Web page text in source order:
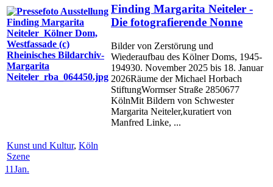
Finding Margarita Neiteler -
Die fotografierende Nonne
Bilder von Zerstörung und
Wiederaufbau des Kölner Doms, 1945-
194930. November 2025 bis 18. Januar
2026Räume der Michael Horbach
StiftungWormser Straße 2850677
KölnMit Bildern von Schwester
Margarita Neiteler,kuratiert von
Manfred Linke, ...
Kunst und Kultur, Köln
Szene
11Jan.